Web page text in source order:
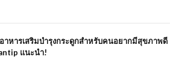
าหารเสริมบำรุงกระดูกสำหรับคนอยากมีสุขภาพดี
แนะนำ!